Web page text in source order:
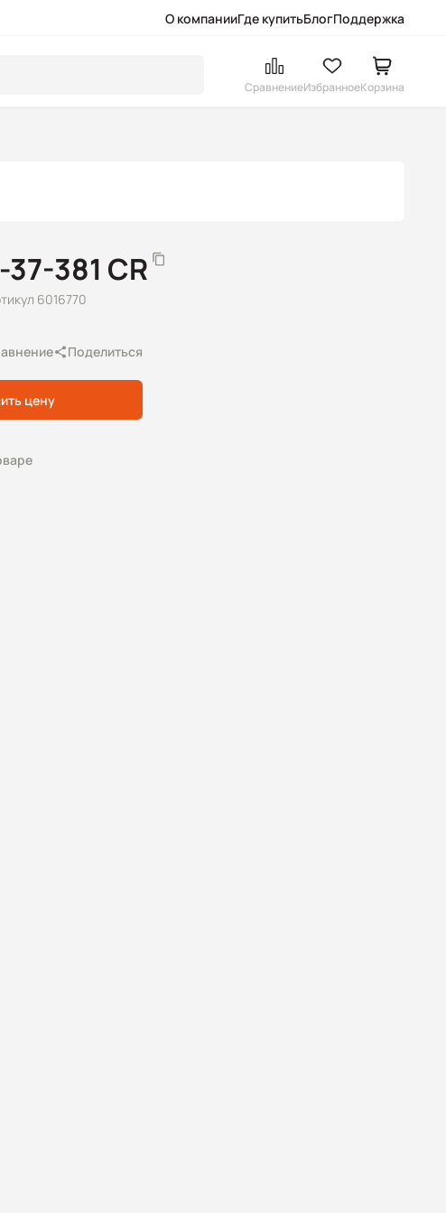
О компанииГде купитьБлогПоддержка
СравнениеИзбранноеКорзина
381 CR
6016770
Поделиться
цену